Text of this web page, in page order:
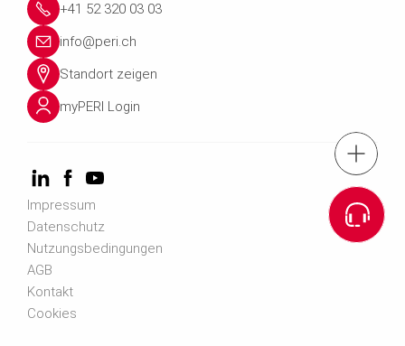
Tel.: +41 52
Zum
+41 52 320 03 03
info@peri.ch
Standort zeigen
myPERI Login
Impressum
Datenschutz
Nutzungsbedingungen
AGB
Kontakt
Cookies